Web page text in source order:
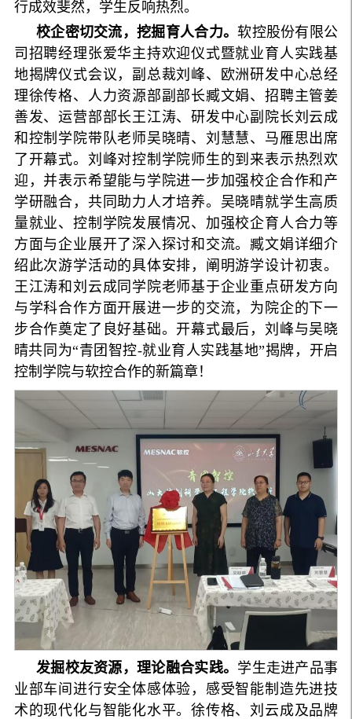
行成效斐然，学生反响热烈。
校企密切交流，挖掘育人合力。软控股份有限公
司招聘经理张爱华主持欢迎仪式暨就业育人实践基
地揭牌仪式会议，副总裁刘峰、欧洲研发中心总经
理徐传格、人力资源部副部长臧文娟、招聘主管姜
善发、运营部部长王江涛、研发中心副院长刘云成
和控制学院带队老师吴晓晴、刘慧慧、马雁思出席
了开幕式。刘峰对控制学院师生的到来表示热烈欢
迎，并表示希望能与学院进一步加强校企合作和产
学研融合，共同助力人才培养。吴晓晴就学生高质
量就业、控制学院发展情况、加强校企育人合力等
方面与企业展开了深入探讨和交流。臧文娟详细介
绍此次游学活动的具体安排，阐明游学设计初衷。
王江涛和刘云成同学院老师基于企业重点研发方向
与学科合作方面开展进一步的交流，为院企的下一
步合作奠定了良好基础。开幕式最后，刘峰与吴晓
晴共同为“青团智控-就业育人实践基地”揭牌，开启
控制学院与软控合作的新篇章！
发掘校友资源，理论融合实践。 学生走进产品事
业部车间进行安全体感体验，感受智能制造先进技
术的现代化与智能化水平。徐传格、刘云成及品牌